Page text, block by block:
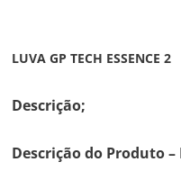
LUVA GP TECH ESSENCE 2
Descrição;
Descrição do Produto –